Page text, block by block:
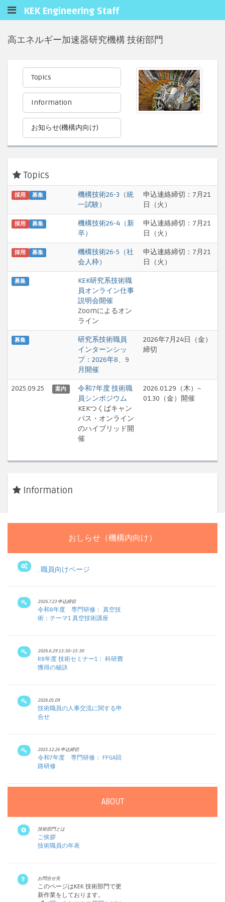
KEK Engineering Staff
高エネルギー加速器研究機構 技術部門
Topics
Information
お知らせ(機構内向け)
Topics
採用 募集
機構技術26-3（統
一試験）
申込連絡締切：7月21
日（火）
採用 募集
機構技術26-4（新
卒）
申込連絡締切：7月21
日（火）
採用 募集
機構技術26-5（社
会人枠）
申込連絡締切：7月21
日（火）
募集
KEK研究系技術職
員オンライン仕事
説明会開催
Zoomによるオン
ライン
募集
研究系技術職員
インターンシッ
プ：2026年8、9
月開催
2026年7月24日（金）
締切
2025.09.25 案内
令和7年度 技術職
員シンポジウム
KEKつくばキャン
パス・オンライン
のハイブリッド開
催
2026.01.29（木）~
01.30（金）開催
Information
おしらせ（機構内向け）
. 職員向けページ
2026.7.23 申込締切
令和8年度 専門研修： 真空技
術：テーマ1 真空技術講座
2026.6.29 13:30~15:30
R8年度 技術セミナー1： 科研費
獲得の秘訣
2026.01.09
技術職員の人事交流に関する申
合せ
2025.12.26 申込締切
令和7年度 専門研修： FPGA回
路研修
ABOUT
技術部門とは
ご挨拶
技術職員の年表
お問合せ先
このページはKEK 技術部門で更
新作業をしております。